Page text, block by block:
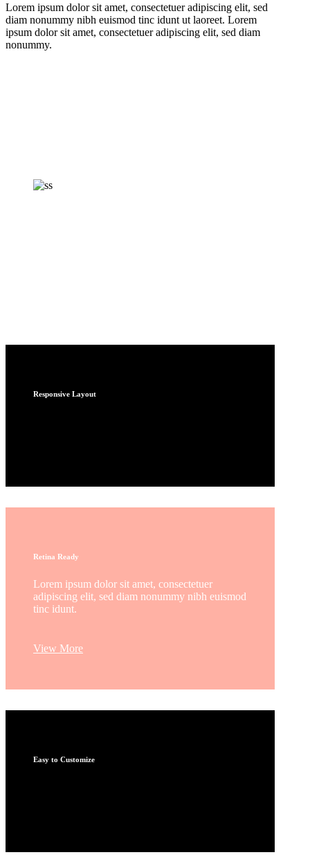
Lorem ipsum dolor sit amet, consectetuer adipiscing elit, sed
diam nonummy nibh euismod tinc idunt ut laoreet. Lorem
ipsum dolor sit amet, consectetuer adipiscing elit, sed diam
nonummy.
Responsive Layout
Retina Ready
Lorem ipsum dolor sit amet, consectetuer
adipiscing elit, sed diam nonummy nibh euismod
tinc idunt.
View More
Easy to Customize